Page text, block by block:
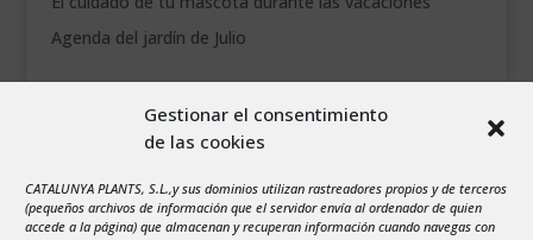
Gestionar el consentimiento
de las cookies
CATALUNYA PLANTS, S.L.,y sus dominios utilizan rastreadores propios y de terceros
(pequeños archivos de información que el servidor envía al ordenador de quien
accede a la página) que almacenan y recuperan información cuando navegas con
Agenda del jardín de Julio
X J V S
3
4 5 6 7 8
9
10
11 12 13 14 15 16